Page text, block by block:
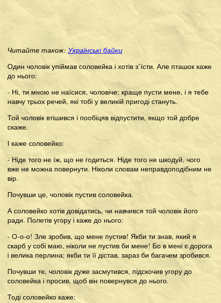
Читайте також: Українські байки
Один чоловік упіймав соловейка і хотів з’їсти. Але пташок каже
до нього:
- Ні, ти мною не наїсися, чоловіче; краще пусти мене, і я тебе
навчу трьох речей, які тобі у великій пригоді стануть.
Той чоловік втішився і пообіцяв відпустити, якщо той добре
скаже.
І каже соловейко:
- Ніде того не їж, що не годиться. Ніде того не шкодуй, чого
вже не можна повернути. Ніколи словам неправдоподібним не
вір.
Почувши це, чоловік пустив соловейка.
А соловейко хотів довідатись, чи навчився той чоловік його
ради. Полетів угору і каже до нього:
- О-о-о! Зле зробив, що мене пустив! Якби ти знав, який я
скарб у собі маю, ніколи не пустив би мене! Бо в мені є дорога
і велика перлина; якби ти її дістав, зараз би багачем зробився.
Почувши те, чоловік дуже засмутився, підскочив угору до
соловейка і просив, щоб він повернувся до нього.
Тоді соловейко каже: